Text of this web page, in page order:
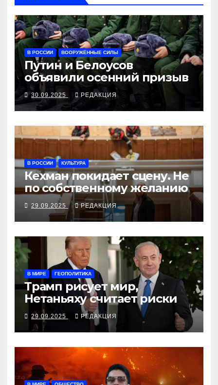
В РОССИИ ВООРУЖЁННЫЕ СИЛЫ
Путин и Белоусов
объявили осенний призыв
30.09.2025 РЕДАКЦИЯ
В РОССИИ КУЛЬТУРА
Кехман покидает сцену. Не
по собственному желанию
29.09.2025 РЕДАКЦИЯ
В МИРЕ ГЕОПОЛИТИКА
Трамп рисует мир,
Нетаньяху считает риски
29.09.2025 РЕДАКЦИЯ